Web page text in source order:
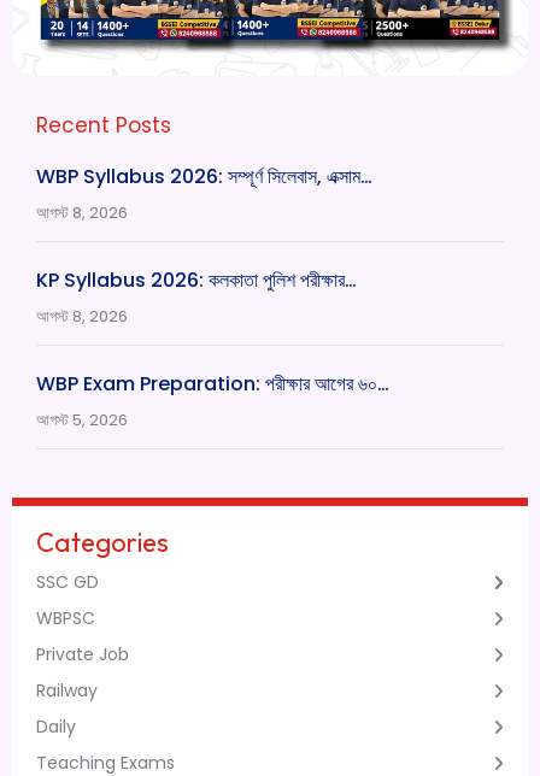
Recent Posts
WBP Syllabus 2026: সম্পূর্ণ সিলেবাস, এক্সাম…
আগস্ট 8, 2026
KP Syllabus 2026: কলকাতা পুলিশ পরীক্ষার…
আগস্ট 8, 2026
WBP Exam Preparation: পরীক্ষার আগের ৬০…
আগস্ট 5, 2026
Categories
SSC GD
WBPSC
Private Job
Railway
Daily
Teaching Exams